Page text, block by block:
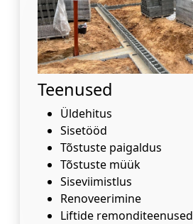
Teenused
Üldehitus
Sisetööd
Tõstuste paigaldus
Tõstuste müük
Siseviimistlus
Renoveerimine
Liftide remonditeenused